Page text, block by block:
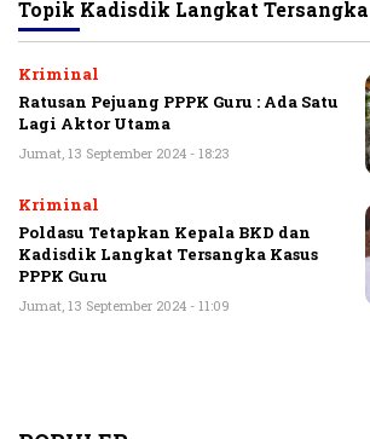
Topik Kadisdik Langkat Tersangka
Kriminal
Ratusan Pejuang PPPK Guru : Ada Satu
Lagi Aktor Utama
Jumat, 13 September 2024 - 18:23
Kriminal
Poldasu Tetapkan Kepala BKD dan
Kadisdik Langkat Tersangka Kasus
PPPK Guru
Jumat, 13 September 2024 - 11:09